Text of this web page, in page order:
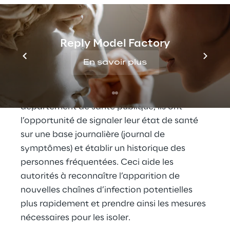
Reply Model Factory
En savoir plus
cas et de prendre des actions immédiates
pour identifier et contenir les zones sensibles
à un stade précoce.
Via un portail en libre-service auquel les
personnes infectées peuvent accéder
directement après l’activation par leur
département de santé publique, ils ont
l’opportunité de signaler leur état de santé
sur une base journalière (journal de
symptômes) et établir un historique des
personnes fréquentées. Ceci aide les
autorités à reconnaître l’apparition de
nouvelles chaînes d’infection potentielles
plus rapidement et prendre ainsi les mesures
nécessaires pour les isoler.